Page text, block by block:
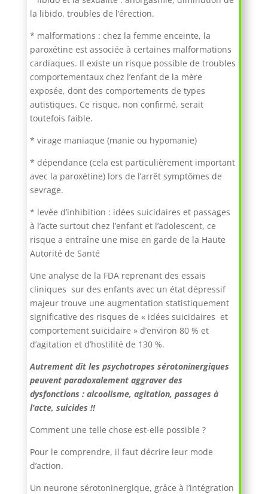
la libido, troubles de l’érection.
* malformations : chez la femme enceinte, la
paroxétine est associée à certaines malformations
cardiaques. Il existe un risque possible de troubles
comportementaux chez l’enfant de la mère
exposée, dont des comportements de types
autistiques. Ce risque, non confirmé, serait
toutefois faible.
* virage maniaque (manie ou hypomanie)
* dépendance (cela est particulièrement important
avec la paroxétine) lors de l’arrêt symptômes de
sevrage.
* levée d’inhibition : idées suicidaires et passages
à l’acte surtout chez l’enfant et l’adolescent, ce
risque a entraîne une mise en garde de la Haute
Autorité de Santé
Une analyse de la FDA reprenant des essais
cliniques sur des enfants avec un état dépressif
majeur trouve une augmentation statistiquement
significative des risques de « idées suicidaires et
comportement suicidaire » d’environ 80 % et
d’agitation et d’hostilité de 130 %.
Autrement dit les psychotropes sérotoninergiques
peuvent paradoxalement aggraver des
dysfonctions : alcoolisme, agitation, passages à
l’acte, suicides !!
Comment une telle chose est-elle possible ?
Pour le comprendre, il faut décrire leur mode
d’action.
Un neurone sérotoninergique, grâce à l’intégration